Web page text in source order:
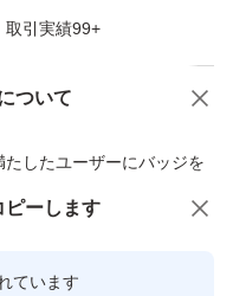
取引実績99+
ついて
したユーザーにバッジを
全なユーザーです
商品への質問
ピーします
ています